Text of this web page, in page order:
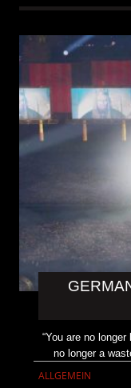
“You are no
no longer a
ALLGEMEIN